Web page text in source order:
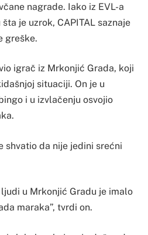
nagrade. Iako iz EVL-a
je uzrok, CAPITAL saznaje
greške.
igrač iz Mrkonjić Grada, koji
situaciji. On je u
i u izvlačenju osvojio
shvatio da nije jedini srećni
u Mrkonjić Gradu je imalo
maraka”, tvrdi on.